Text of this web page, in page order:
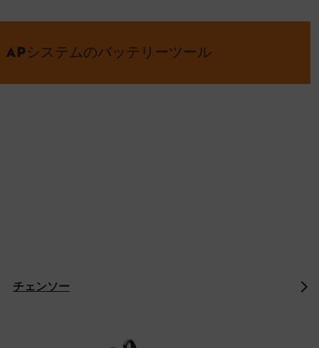
APシステムのバッテリーツール
チェンソー